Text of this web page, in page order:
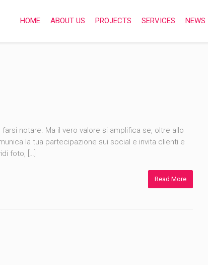
HOME ABOUT US PROJECTS SERVICES NEWS
notare. Ma il vero valore si amplifica se, oltre allo
la tua partecipazione sui social e invita clienti e
foto, […]
Read More